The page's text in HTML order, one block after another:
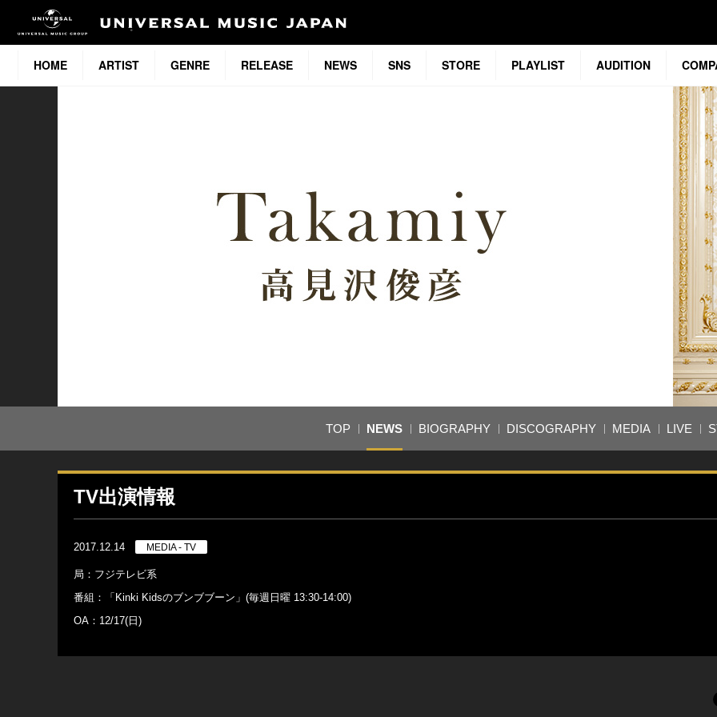
HOME ARTIST GENRE RELEASE NEWS SNS STORE PLAYLIST AUDITION
TOP NEWS BIOGRAPHY DISCOGRAPHY MEDIA LIVE
TV出演情報
2017.12.14 MEDIA - TV
局：フジテレビ系
番組：「Kinki Kidsのブンブブーン」(毎週日曜 13:30-14:00)
OA：12/17(日)